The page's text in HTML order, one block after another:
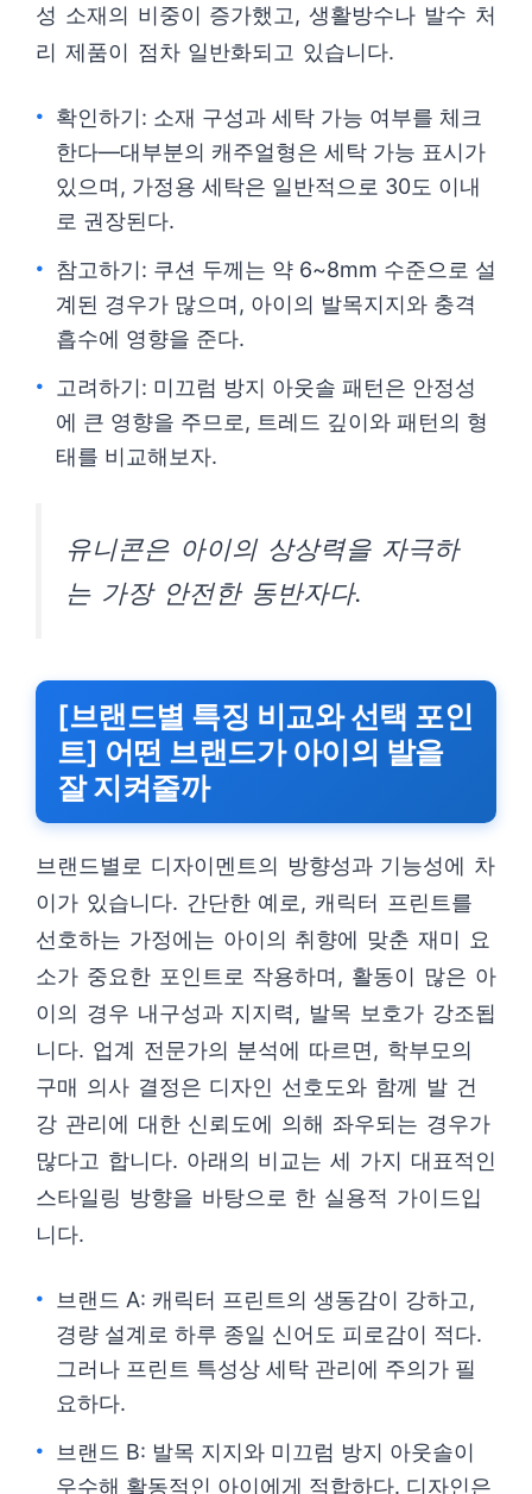
성 소재의 비중이 증가했고, 생활방수나 발수 처
리 제품이 점차 일반화되고 있습니다.
확인하기: 소재 구성과 세탁 가능 여부를 체크
한다—대부분의 캐주얼형은 세탁 가능 표시가
있으며, 가정용 세탁은 일반적으로 30도 이내
로 권장된다.
참고하기: 쿠션 두께는 약 6~8mm 수준으로 설
계된 경우가 많으며, 아이의 발목지지와 충격
흡수에 영향을 준다.
고려하기: 미끄럼 방지 아웃솔 패턴은 안정성
에 큰 영향을 주므로, 트레드 깊이와 패턴의 형
태를 비교해보자.
유니콘은 아이의 상상력을 자극하
는 가장 안전한 동반자다.
[브랜드별 특징 비교와 선택 포인
트] 어떤 브랜드가 아이의 발을
잘 지켜줄까
브랜드별로 디자이멘트의 방향성과 기능성에 차
이가 있습니다. 간단한 예로, 캐릭터 프린트를
선호하는 가정에는 아이의 취향에 맞춘 재미 요
소가 중요한 포인트로 작용하며, 활동이 많은 아
이의 경우 내구성과 지지력, 발목 보호가 강조됩
니다. 업계 전문가의 분석에 따르면, 학부모의
구매 의사 결정은 디자인 선호도와 함께 발 건
강 관리에 대한 신뢰도에 의해 좌우되는 경우가
많다고 합니다. 아래의 비교는 세 가지 대표적인
스타일링 방향을 바탕으로 한 실용적 가이드입
니다.
브랜드 A: 캐릭터 프린트의 생동감이 강하고,
경량 설계로 하루 종일 신어도 피로감이 적다.
그러나 프린트 특성상 세탁 관리에 주의가 필
요하다.
브랜드 B: 발목 지지와 미끄럼 방지 아웃솔이
우수해 활동적인 아이에게 적합하다. 디자인은